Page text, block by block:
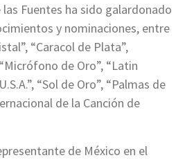
Fuentes ha sido galardonado
y nominaciones, entre
“Caracol de Plata”,
de Oro”, “Latin
“Sol de Oro”, “Palmas de
de la Canción de
de México en el